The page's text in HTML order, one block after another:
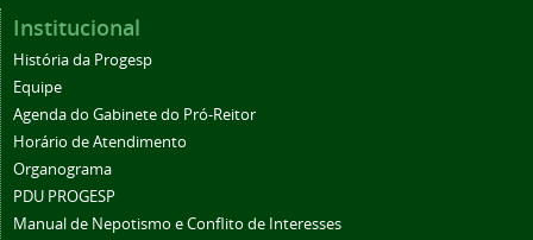
Institucional
História da Progesp
Equipe
Agenda do Gabinete do Pró-Reitor
Horário de Atendimento
Organograma
PDU PROGESP
Manual de Nepotismo e Conflito de Interesses